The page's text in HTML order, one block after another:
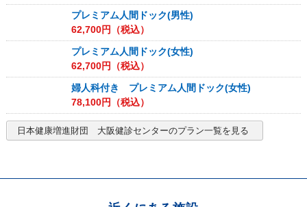
プレミアム人間ドック(男性)
62,700円（税込）
プレミアム人間ドック(女性)
62,700円（税込）
婦人科付き プレミアム人間ドック(女性)
78,100円（税込）
日本健康増進財団 大阪健診センターのプラン一覧を見る